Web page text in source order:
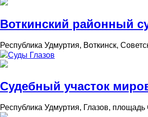
Воткинский районный
Республика Удмуртия, Воткинск,
Суды Глазов
Судебный участок
Республика Удмуртия, Глазов,